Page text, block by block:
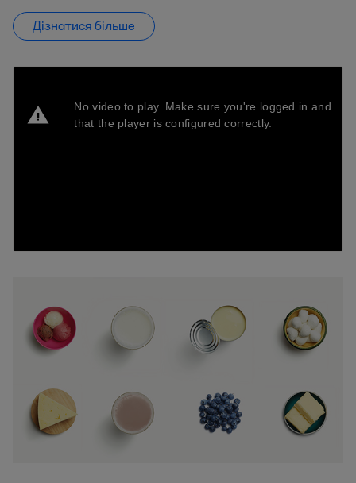
Дізнатися більше